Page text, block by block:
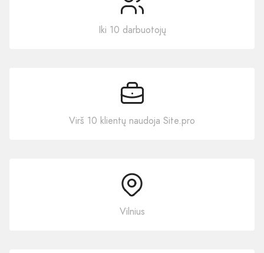
Iki 10 darbuotojų
Virš 10 klientų naudoja Site.pro
Vilnius